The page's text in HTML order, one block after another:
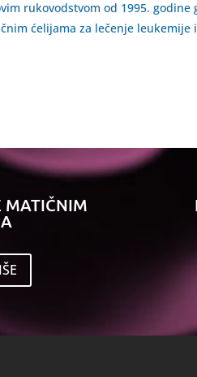
rukovodstvom od 1995. godine
ćelijama za lečenje leukemije
MATIČNIM